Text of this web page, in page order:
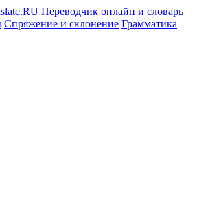
Спряжение и склонение Грамматика